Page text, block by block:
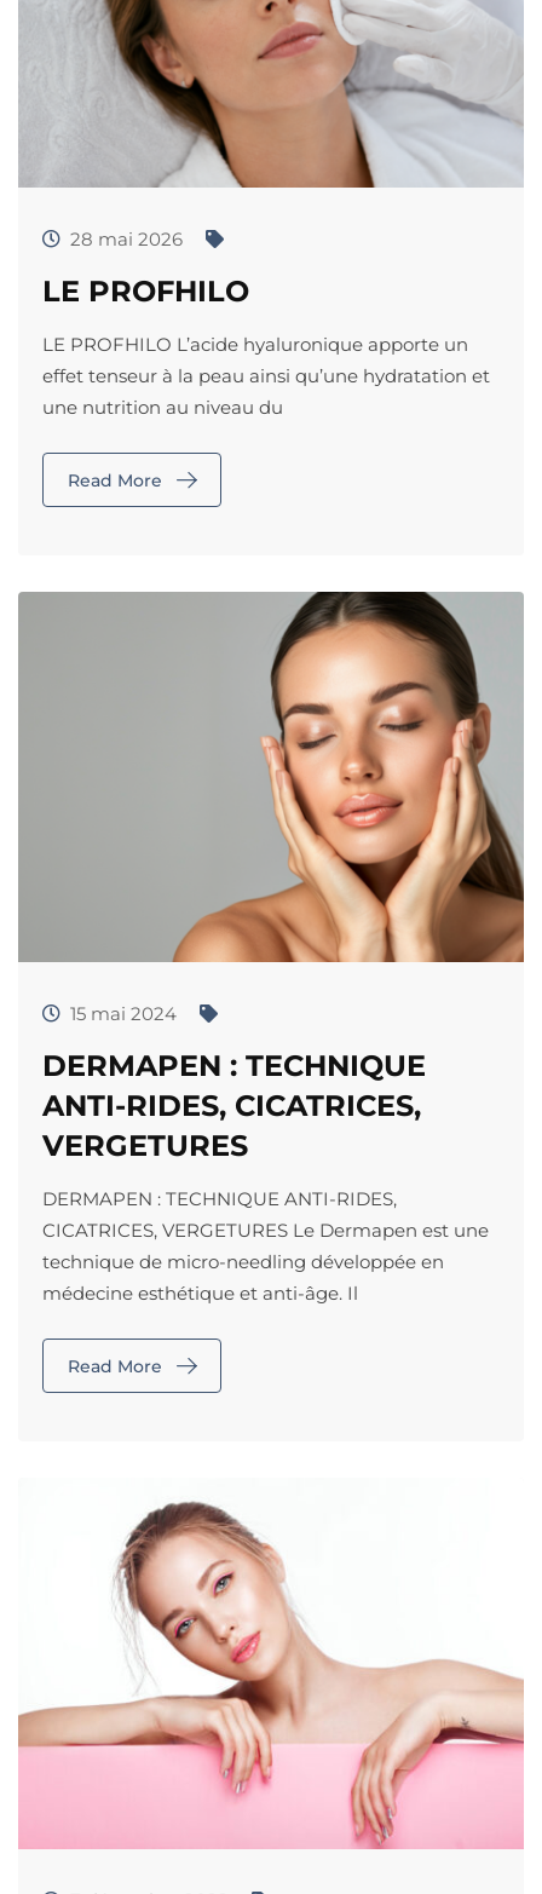
28 mai 2026
LE PROFHILO
LE PROFHILO L’acide hyaluronique apporte un
effet tenseur à la peau ainsi qu’une hydratation et
une nutrition au niveau du
Read More
15 mai 2024
DERMAPEN : TECHNIQUE
ANTI-RIDES, CICATRICES,
VERGETURES
DERMAPEN : TECHNIQUE ANTI-RIDES,
CICATRICES, VERGETURES Le Dermapen est une
technique de micro-needling développée en
médecine esthétique et anti-âge. Il
Read More